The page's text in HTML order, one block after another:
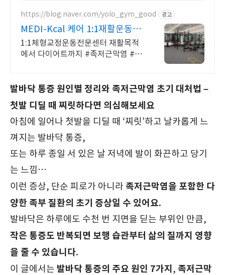
https://blog.naver.com/yolo_gym_good 광고
MEDI-Kcal 케어 1:1재활운동전
문센터
1:1체형교정운동전문센터 재활목적
에서 다이어트까지 #족저근막염 #족
발바닥 통증 원인별 정리와 족저근막염 초기 대처법 –
첫발 디딜 때 찌릿하다면 의심해보세요
아침에 일어나 첫발을 디딜 때 ‘찌릿’하고 날카롭게 느
껴지는 발바닥 통증,
또는 하루 종일 서 있은 날 저녁에 발이 화끈하고 당기
는 느낌…
이런 증상, 단순 피로가 아니라 족저근막염을 포함한 다
양한 족부 질환의 초기 증상일 수 있어요.
발바닥은 하루에도 수천 번 지면을 딛는 부위인 만큼,
작은 통증도 반복되면 보행 습관부터 삶의 질까지 영향
을 줄 수 있습니다.
이 글에서는 발바닥 통증의 주요 원인 7가지 , 족저근막